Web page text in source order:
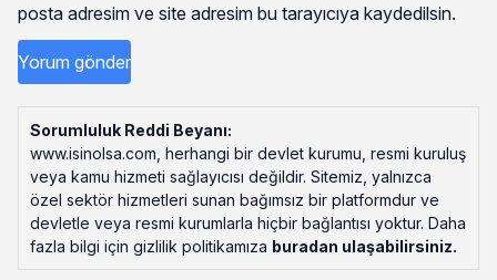
posta adresim ve site adresim bu tarayıcıya kaydedilsin.
Sorumluluk Reddi Beyanı:
www.isinolsa.com, herhangi bir devlet kurumu, resmi kuruluş
veya kamu hizmeti sağlayıcısı değildir. Sitemiz, yalnızca
özel sektör hizmetleri sunan bağımsız bir platformdur ve
devletle veya resmi kurumlarla hiçbir bağlantısı yoktur. Daha
fazla bilgi için gizlilik politikamıza buradan ulaşabilirsiniz.